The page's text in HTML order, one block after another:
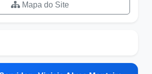
Mapa do Site